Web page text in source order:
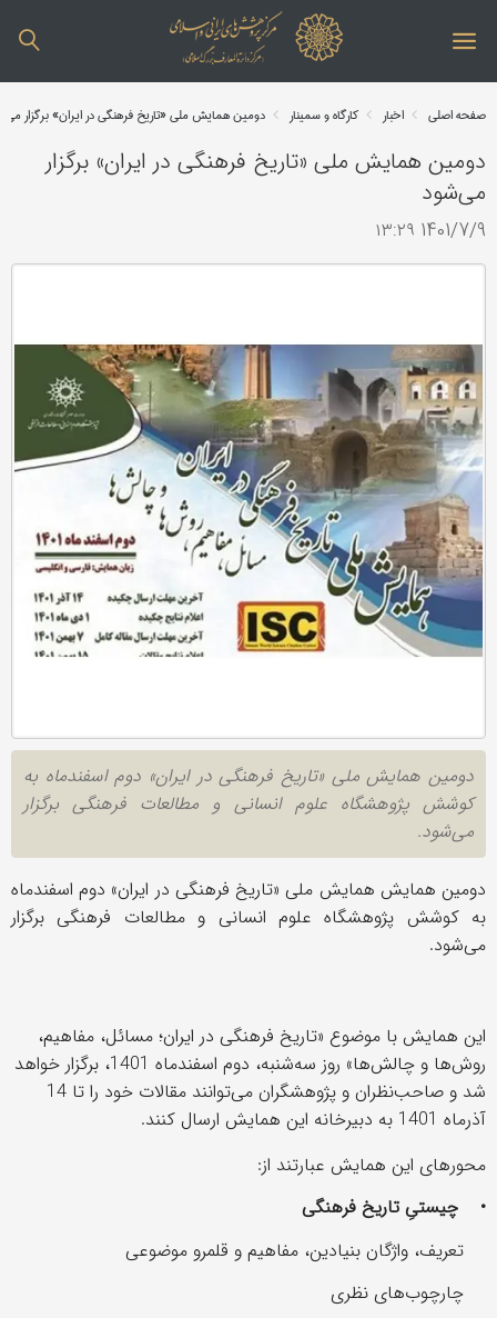
صفحه اصلی اخبار کارگاه و سمینار دومین همایش ملی «تاریخ فرهنگی در ایران» برگزار
دومین همایش ملی «تاریخ فرهنگی در ایران» برگزار
می‌شود
1401/7/9 ۱۳:۲۹
دومین همایش ملی «تاریخ فرهنگی در ایران» دوم اسفندماه به
کوشش پژوهشگاه علوم انسانی و مطالعات فرهنگی برگزار
می‌شود.
دومین همایش همایش ملی «تاریخ فرهنگی در ایران» دوم اسفندماه
به کوشش پژوهشگاه علوم انسانی و مطالعات فرهنگی برگزار
می‌شود.
این همایش با موضوع «تاریخ فرهنگی در ایران؛ مسائل، مفاهیم،
روش‌ها و چالش‌ها» روز سه‌شنبه، دوم اسفندماه 1401، برگزار خواهد
شد و صاحب‌نظران و پژوهشگران می‌توانند مقالات خود را تا 14
آذرماه 1401 به دبیرخانه این همایش ارسال کنند.
محورهای این همایش عبارتند از:
•
چیستیِ تاریخ فرهنگی
تعریف، واژگان بنیادین، مفاهیم و قلمرو موضوعی
چارچوب‌های نظری